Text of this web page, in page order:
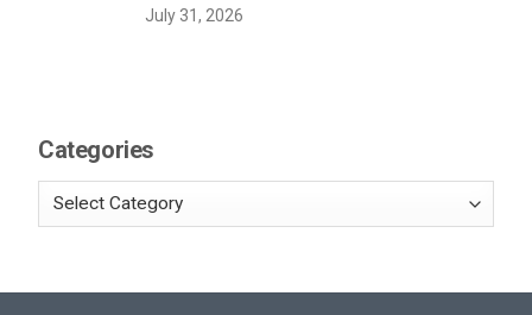
July 31, 2026
Categories